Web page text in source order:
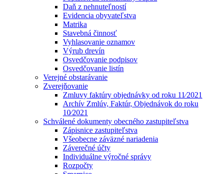
Daň z nehnuteľností
Evidencia obyvateľstva
Matrika
Stavebná činnosť
Vyhlasovanie oznamov
Výrub drevín
Osvedčovanie podpisov
Osvedčovanie listín
Verejné obstarávanie
Zverejňovanie
Zmluvy faktúry objednávky od roku 11⁄2021
Archív Zmlúv, Faktúr, Objednávok do roku
10⁄2021
Schválené dokumenty obecného zastupiteľstva
Zápisnice zastupiteľstva
Všeobecne záväzné nariadenia
Záverečné účty
Individuálne výročné správy
Rozpočty